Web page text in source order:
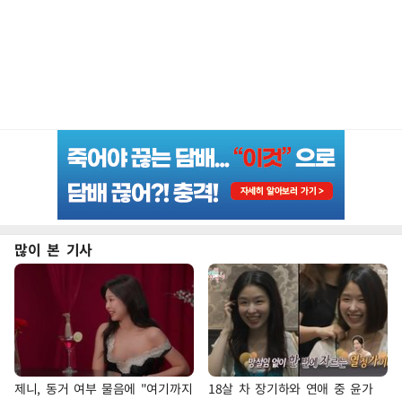
많이 본 기사
제니, 동거 여부 물음에 "여기까지
18살 차 장기하와 연애 중 윤가